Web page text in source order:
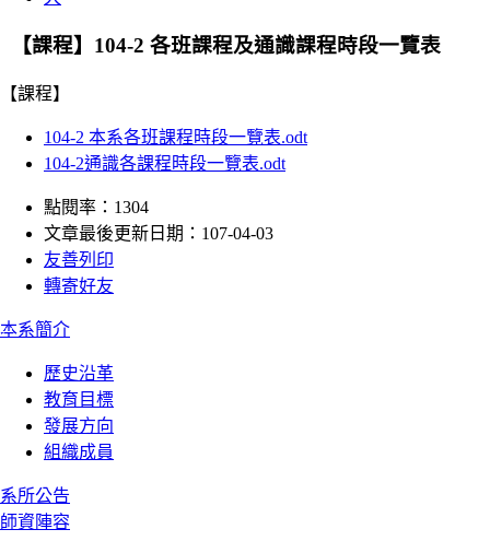
【課程】104-2 各班課程及通識課程時段一覽表
【課程】
104-2 本系各班課程時段一覽表.odt
104-2通識各課程時段一覽表.odt
點閱率：1304
文章最後更新日期：107-04-03
友善列印
轉寄好友
:::
本系簡介
歷史沿革
教育目標
發展方向
組織成員
系所公告
師資陣容